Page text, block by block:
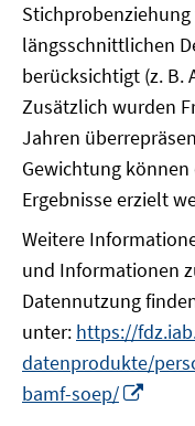
längsschnittlichen
berücksichtigt (z. B.
Zusätzlich wurden
Jahren
Gewichtung
Ergebnisse erzielt
Weitere
und Informationen
Datennutzung
unter: https://
datenprodukte/
bamf-soep/